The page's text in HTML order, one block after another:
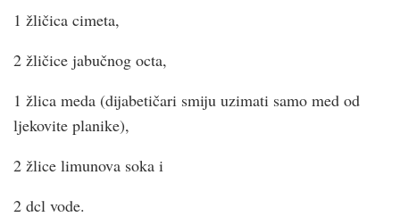
1 žličica cimeta,
2 žličice jabučnog octa,
1 žlica meda (dijabetičari smiju uzimati samo med od
ljekovite planike),
2 žlice limunova soka i
2 dcl vode.